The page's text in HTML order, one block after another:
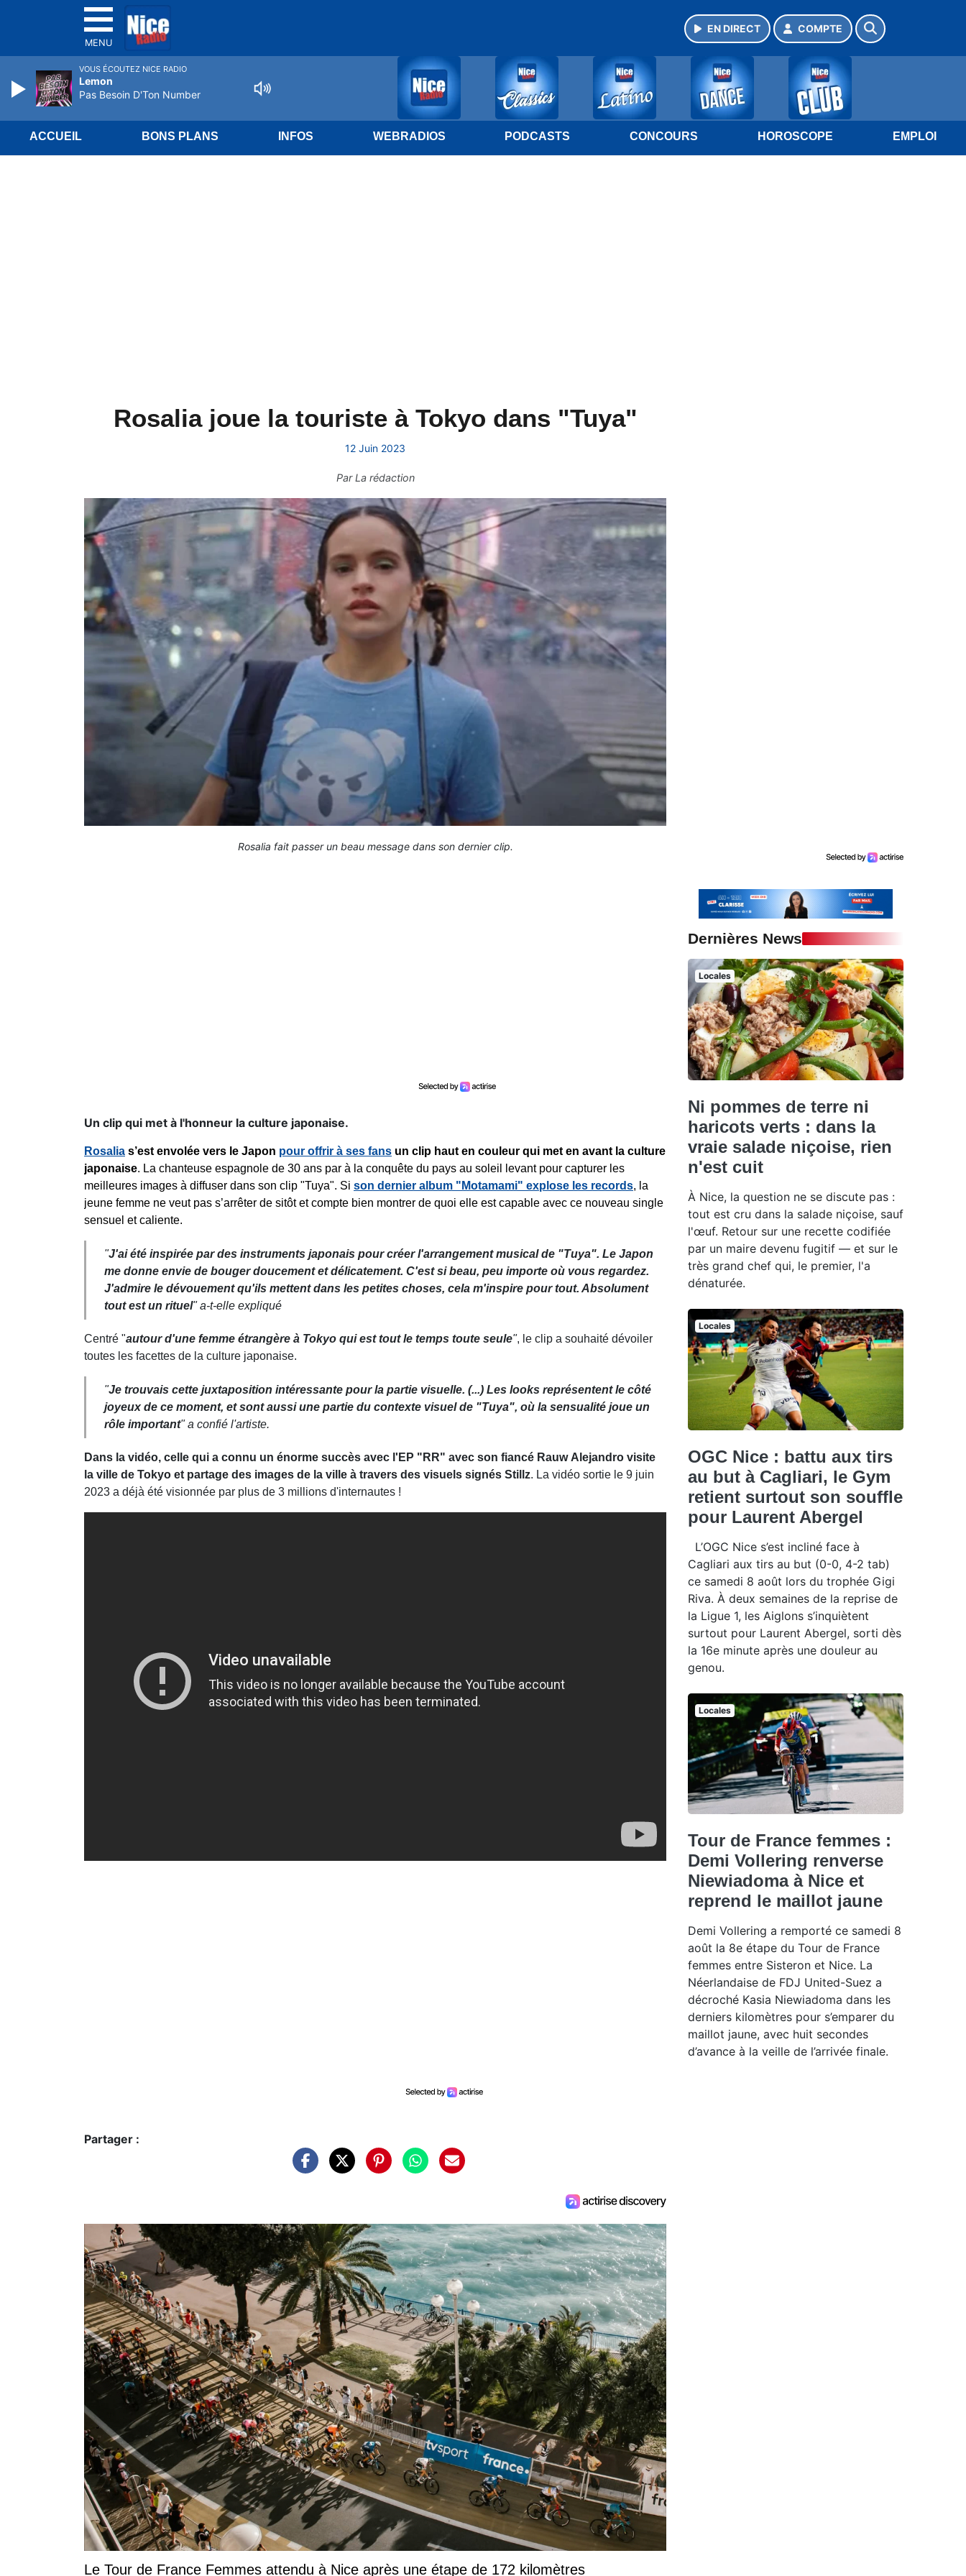
MENU
EN DIRECT COMPTE
ACCUEIL BONS PLANS INFOS WEBRADIOS PODCASTS CONCOURS HOROSCOPE EMPLOI
Rosalia joue la touriste à Tokyo dans "Tuya"
12 Juin 2023
ParLa rédaction
Rosalia fait passer un beau message dans son dernier clip.
Un clip qui met à l'honneur la culture japonaise.
Rosalia s’est envolée vers le Japon pour offrir à ses fans un clip haut en couleur qui met en avant la culture
japonaise. La chanteuse espagnole de 30 ans par à la conquête du pays au soleil levant pour capturer les
meilleures images à diffuser dans son clip "Tuya". Si son dernier album "Motamami" explose les records, la
jeune femme ne veut pas s’arrêter de sitôt et compte bien montrer de quoi elle est capable avec ce nouveau single
sensuel et caliente.
"J'ai été inspirée par des instruments japonais pour créer l'arrangement musical de "Tuya". Le Japon
me donne envie de bouger doucement et délicatement. C'est si beau, peu importe où vous regardez.
J'admire le dévouement qu'ils mettent dans les petites choses, cela m'inspire pour tout. Absolument
tout est un rituel" a-t-elle expliqué
Centré "autour d'une femme étrangère à Tokyo qui est tout le temps toute seule", le clip a souhaité dévoiler
toutes les facettes de la culture japonaise.
"Je trouvais cette juxtaposition intéressante pour la partie visuelle. (...) Les looks représentent le côté
joyeux de ce moment, et sont aussi une partie du contexte visuel de "Tuya", où la sensualité joue un
rôle important" a confié l'artiste.
Dans la vidéo, celle qui a connu un énorme succès avec l'EP "RR" avec son fiancé Rauw Alejandro visite
la ville de Tokyo et partage des images de la ville à travers des visuels signés Stillz. La vidéo sortie le 9 juin
2023 a déjà été visionnée par plus de 3 millions d'internautes !
Partager :
Le Tour de France Femmes attendu à Nice après une étape de 172 kilomètres
Dernières News
Locales
Ni pommes de terre ni
haricots verts : dans la
vraie salade niçoise, rien
n'est cuit
À Nice, la question ne se discute pas :
tout est cru dans la salade niçoise, sauf
l'œuf. Retour sur une recette codifiée
par un maire devenu fugitif — et sur le
très grand chef qui, le premier, l'a
dénaturée.
Locales
OGC Nice : battu aux tirs
au but à Cagliari, le Gym
retient surtout son souffle
pour Laurent Abergel
L’OGC Nice s’est incliné face à
Cagliari aux tirs au but (0-0, 4-2 tab)
ce samedi 8 août lors du trophée Gigi
Riva. À deux semaines de la reprise de
la Ligue 1, les Aiglons s’inquiètent
surtout pour Laurent Abergel, sorti dès
la 16e minute après une douleur au
genou.
Locales
Tour de France femmes :
Demi Vollering renverse
Niewiadoma à Nice et
reprend le maillot jaune
Demi Vollering a remporté ce samedi 8
août la 8e étape du Tour de France
femmes entre Sisteron et Nice. La
Néerlandaise de FDJ United-Suez a
décroché Kasia Niewiadoma dans les
derniers kilomètres pour s’emparer du
maillot jaune, avec huit secondes
d’avance à la veille de l’arrivée finale.
VOUS ÉCOUTEZ NICE RADIO
Lemon
Pas Besoin D'Ton Number